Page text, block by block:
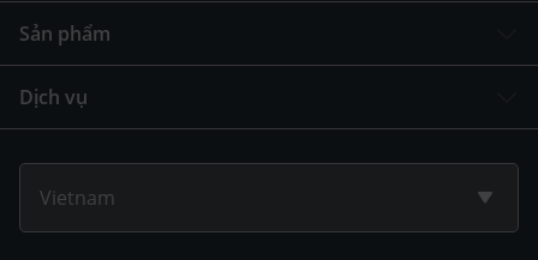
Sản phẩm
Dịch vụ
Vietnam